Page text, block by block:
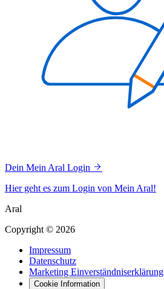
Dein Mein Aral Login
Hier geht es zum Login von Mein Aral!
Aral
Copyright © 2026
Impressum
Datenschutz
Marketing Einverständniserklärung
Cookie Information